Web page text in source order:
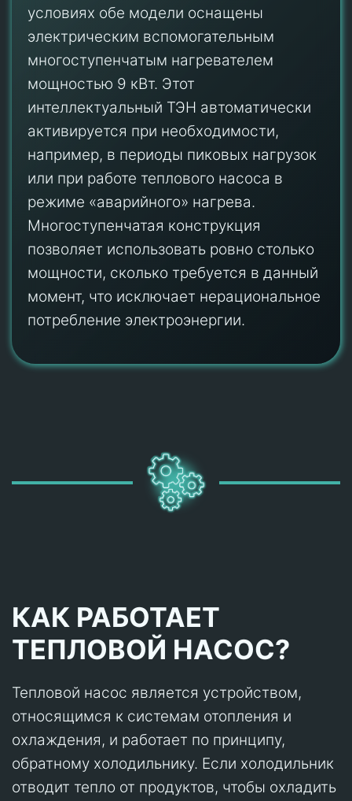
условиях обе модели оснащены
электрическим вспомогательным
многоступенчатым нагревателем
мощностью 9 кВт. Этот
интеллектуальный ТЭН автоматически
активируется при необходимости,
например, в периоды пиковых нагрузок
или при работе теплового насоса в
режиме «аварийного» нагрева.
Многоступенчатая конструкция
позволяет использовать ровно столько
мощности, сколько требуется в данный
момент, что исключает нерациональное
потребление электроэнергии.
КАК РАБОТАЕТ
ТЕПЛОВОЙ НАСОС?
Тепловой насос является устройством,
относящимся к системам отопления и
охлаждения, и работает по принципу,
обратному холодильнику. Если холодильник
отводит тепло от продуктов, чтобы охладить